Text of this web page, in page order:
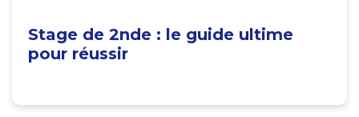
Stage de 2nde : le guide ultime
pour réussir